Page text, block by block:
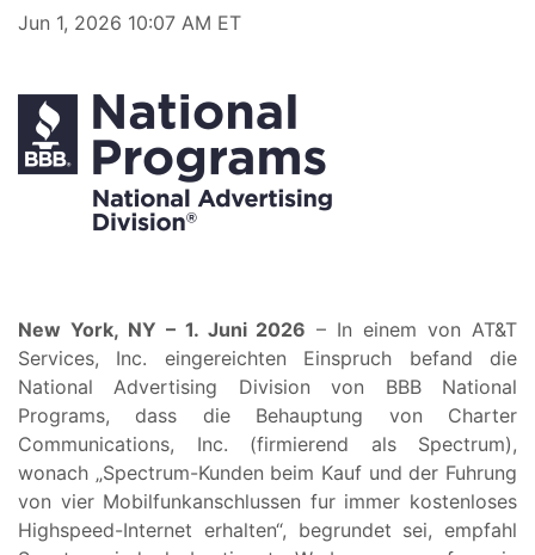
Jun 1, 2026 10:07 AM ET
New York, NY – 1. Juni 2026 – In einem von AT&T
Services, Inc. eingereichten Einspruch befand die
National Advertising Division von BBB National
Programs, dass die Behauptung von Charter
Communications, Inc. (firmierend als Spectrum),
wonach „Spectrum-Kunden beim Kauf und der Fuhrung
von vier Mobilfunkanschlussen fur immer kostenloses
Highspeed-Internet erhalten“, begrundet sei, empfahl